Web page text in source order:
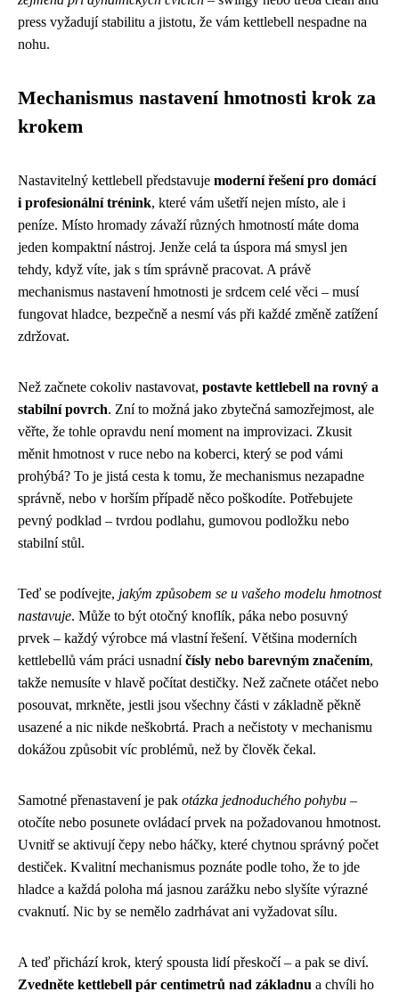
press vyžadují stabilitu a jistotu, že vám kettlebell nespadne na
nohu.
Mechanismus nastavení hmotnosti krok za
krokem
Nastavitelný kettlebell představuje moderní řešení pro domácí
i profesionální trénink, které vám ušetří nejen místo, ale i
peníze. Místo hromady závaží různých hmotností máte doma
jeden kompaktní nástroj. Jenže celá ta úspora má smysl jen
tehdy, když víte, jak s tím správně pracovat. A právě
mechanismus nastavení hmotnosti je srdcem celé věci – musí
fungovat hladce, bezpečně a nesmí vás při každé změně zatížení
zdržovat.
Než začnete cokoliv nastavovat, postavte kettlebell na rovný a
stabilní povrch. Zní to možná jako zbytečná samozřejmost, ale
věřte, že tohle opravdu není moment na improvizaci. Zkusit
měnit hmotnost v ruce nebo na koberci, který se pod vámi
prohýbá? To je jistá cesta k tomu, že mechanismus nezapadne
správně, nebo v horším případě něco poškodíte. Potřebujete
pevný podklad – tvrdou podlahu, gumovou podložku nebo
stabilní stůl.
Teď se podívejte, jakým způsobem se u vašeho modelu hmotnost
nastavuje. Může to být otočný knoflík, páka nebo posuvný
prvek – každý výrobce má vlastní řešení. Většina moderních
kettlebellů vám práci usnadníčísly nebo barevným značením,
takže nemusíte v hlavě počítat destičky. Než začnete otáčet nebo
posouvat, mrkněte, jestli jsou všechny části v základně pěkně
usazené a nic nikde neškobrtá. Prach a nečistoty v mechanismu
dokážou způsobit víc problémů, než by člověk čekal.
Samotné přenastavení je pak otázka jednoduchého pohybu –
otočíte nebo posunete ovládací prvek na požadovanou hmotnost.
Uvnitř se aktivují čepy nebo háčky, které chytnou správný počet
destiček. Kvalitní mechanismus poznáte podle toho, že to jde
hladce a každá poloha má jasnou zarážku nebo slyšíte výrazné
cvaknutí. Nic by se nemělo zadrhávat ani vyžadovat sílu.
A teď přichází krok, který spousta lidí přeskočí – a pak se diví.
Zvedněte kettlebell pár centimetrů nad základnu a chvíli ho